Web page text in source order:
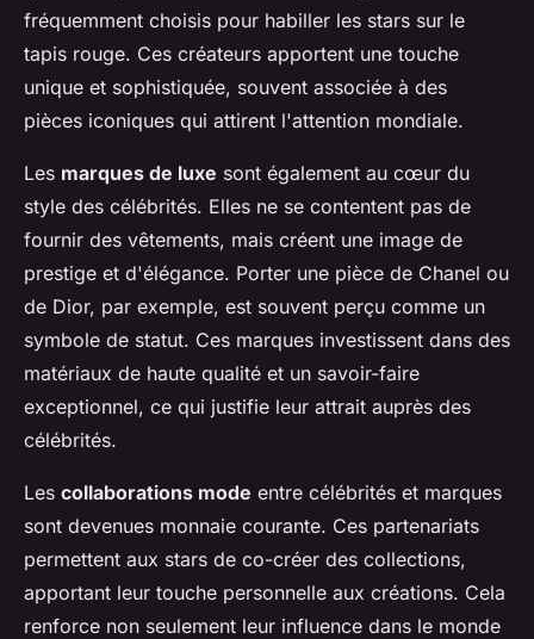
fréquemment choisis pour habiller les stars sur le
tapis rouge. Ces créateurs apportent une touche
unique et sophistiquée, souvent associée à des
pièces iconiques qui attirent l'attention mondiale.
Les marques de luxe sont également au cœur du
style des célébrités. Elles ne se contentent pas de
fournir des vêtements, mais créent une image de
prestige et d'élégance. Porter une pièce de Chanel ou
de Dior, par exemple, est souvent perçu comme un
symbole de statut. Ces marques investissent dans des
matériaux de haute qualité et un savoir-faire
exceptionnel, ce qui justifie leur attrait auprès des
célébrités.
Les collaborations mode entre célébrités et marques
sont devenues monnaie courante. Ces partenariats
permettent aux stars de co-créer des collections,
apportant leur touche personnelle aux créations. Cela
renforce non seulement leur influence dans le monde